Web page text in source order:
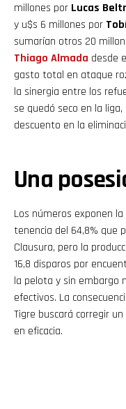
millones por Lucas
y u$s 6 millones por
sumarían otros 20
Thiago Almada desde
gasto total en ataque
la sinergia entre los
se quedó seco en la
descuento en la
Una
Los números exponen la
tenencia del 64,8% que
Clausura, pero la
16,8 disparos por
la pelota y sin embargo
efectivos. La
Tigre buscará corregir
en eficacia.